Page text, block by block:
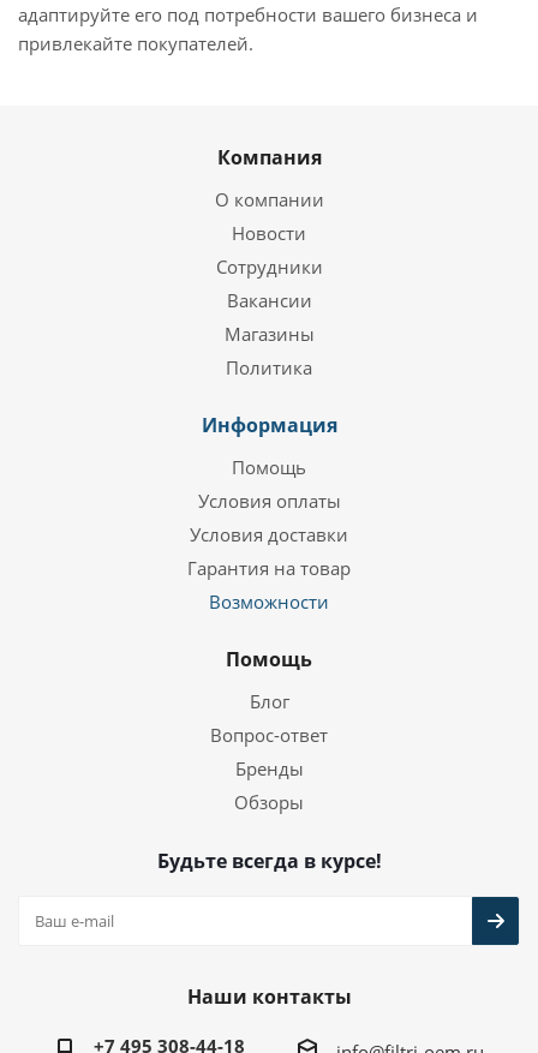
адаптируйте его под потребности вашего бизнеса и
привлекайте покупателей.
Компания
О компании
Новости
Сотрудники
Вакансии
Магазины
Политика
Информация
Помощь
Условия оплаты
Условия доставки
Гарантия на товар
Возможности
Помощь
Блог
Вопрос-ответ
Бренды
Обзоры
Будьте всегда в курсе!
Наши контакты
+7 495 308-44-18